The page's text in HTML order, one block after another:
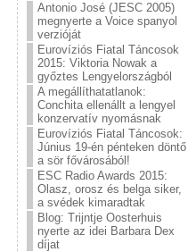
Antonio José (JESC 2005)
megnyerte a Voice spanyol
verzióját
Eurovíziós Fiatal Táncosok
2015: Viktoria Nowak a
győztes Lengyelországból
A megállíthatatlanok:
Conchita ellenállt a lengyel
konzervatív nyomásnak
Eurovíziós Fiatal Táncosok:
Június 19-én pénteken döntő
a sör fővárosából!
ESC Radio Awards 2015:
Olasz, orosz és belga siker,
a svédek kimaradtak
Blog: Trijntje Oosterhuis
nyerte az idei Barbara Dex
díjat